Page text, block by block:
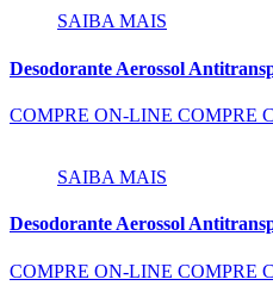
SAIBA MAIS
Desodorante Aerossol
COMPRE ON-LINE COMPRE
SAIBA MAIS
Desodorante Aerossol
COMPRE ON-LINE COMPRE